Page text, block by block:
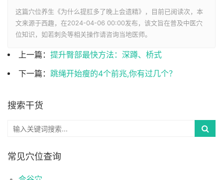
这篇穴位养生《为什么提肛多了晚上会遗精》，目前已阅读次，本
文来源于西趣，在2024-04-06 00:00发布，该文旨在普及中医穴
位知识，如若刺灸等相关操作请咨询当地医师。
上一篇： 提升臀部最快方法：深蹲、桥式
下一篇： 跳绳开始瘦的4个前兆,你有过几个？
搜索干货
常见穴位查询